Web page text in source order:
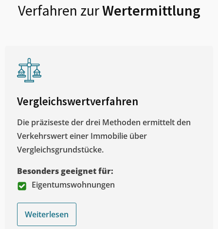
Verfahren zurWertermittlung
Vergleichswertverfahren
Die präziseste der drei Methoden ermittelt den
Verkehrswert einer Immobilie über
Vergleichsgrundstücke.
Besonders geeignet für:
Eigentumswohnungen
Weiterlesen